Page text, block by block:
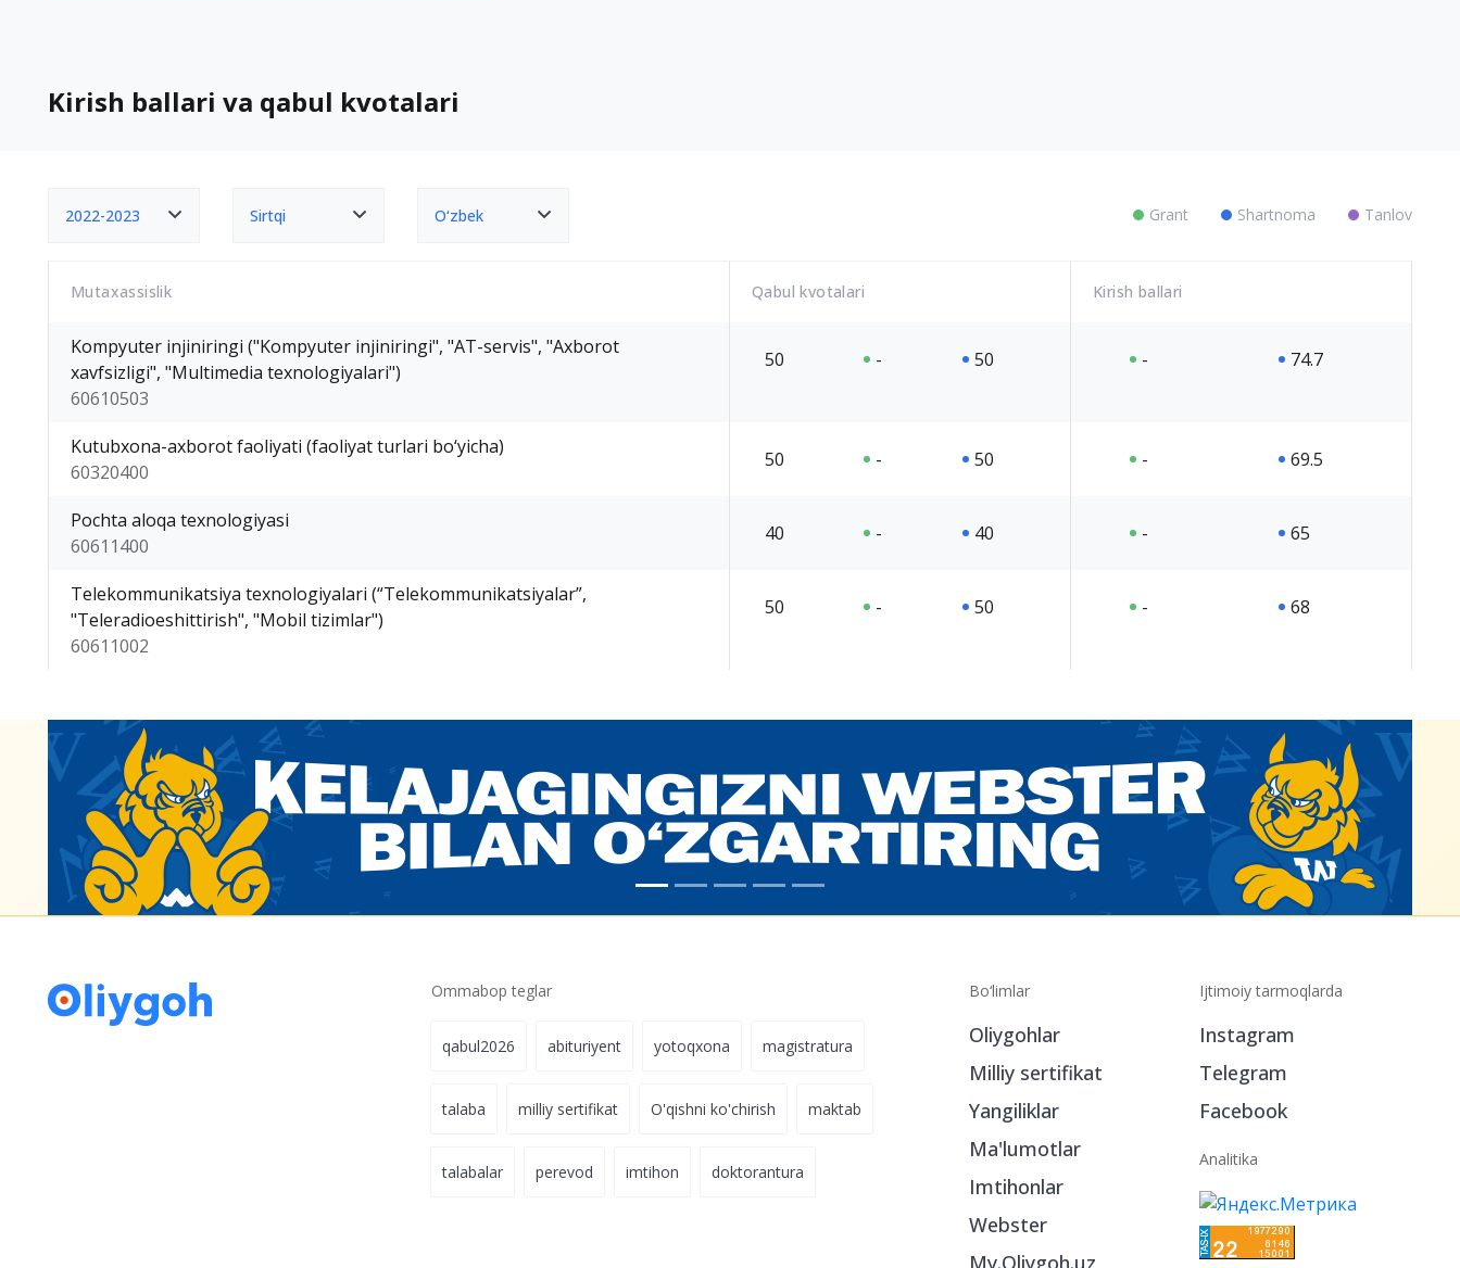
Kirish ballari va qabul kvotalari
2022-2023 Sirtqi O‘zbek Grant Shartnoma Tanlov
Mutaxassislik Qabul kvotalari Kirish ballari
Kompyuter injiniringi ("Kompyuter injiniringi", "AT-servis", "Axborot
xavfsizligi", "Multimedia texnologiyalari")
60610503
50 - 50 - 74.7
Kutubxona-axborot faoliyati (faoliyat turlari bo‘yicha)
60320400
50 - 50 - 69.5
Pochta aloqa texnologiyasi
60611400
40 - 40 - 65
Telekommunikatsiya texnologiyalari (“Telekommunikatsiyalar”,
"Teleradioeshittirish", "Mobil tizimlar")
60611002
50 - 50 - 68
Ommabop teglar
qabul2026 abituriyent yotoqxona magistratura
talaba milliy sertifikat O'qishni ko'chirish maktab
talabalar perevod imtihon doktorantura
Bo‘limlar
Oliygohlar
Milliy sertifikat
Yangiliklar
Ma'lumotlar
Imtihonlar
Webster
My.Oliygoh.uz
Ijtimoiy tarmoqlarda
Instagram
Telegram
Facebook
Analitika